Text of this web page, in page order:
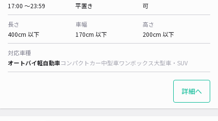
17:00 〜23:59
平置き
可
長さ
400cm 以下
車幅
170cm 以下
高さ
200cm 以下
対応車種
オートバイ軽自動車コンパクトカー中型車ワンボックス大型車・SUV
詳細へ